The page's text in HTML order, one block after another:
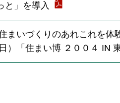
と」を導入
まいづくりのあれこれを体
）「住まい博 ２００４ IN